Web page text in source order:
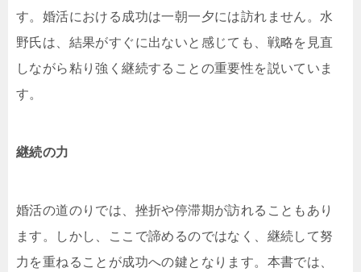
す。婚活における成功は一朝一夕には訪れません。水
野氏は、結果がすぐに出ないと感じても、戦略を見直
しながら粘り強く継続することの重要性を説いていま
す。
継続の力
婚活の道のりでは、挫折や停滞期が訪れることもあり
ます。しかし、ここで諦めるのではなく、継続して努
力を重ねることが成功への鍵となります。本書では、